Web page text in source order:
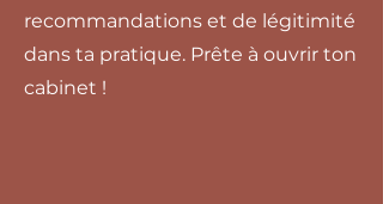
recommandations et de légitimité
dans ta pratique. Prête à ouvrir ton
cabinet !